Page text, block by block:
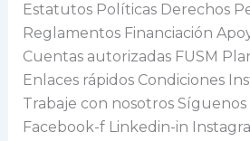
Estatutos Políticas Derechos
Reglamentos Financiación
Cuentas autorizadas FUSM
Enlaces rápidos Condiciones
Trabaje con nosotros
Facebook-f Linkedin-in